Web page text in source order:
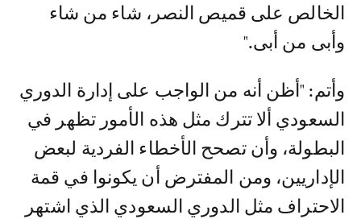
الخالص على قميص النصر، شاء من شاء
وأبى من أبى."
وأتم: "أظن أنه من الواجب على إدارة الدوري
السعودي ألا تترك مثل هذه الأمور تظهر في
البطولة، وأن تصحح الأخطاء الفردية لبعض
الإداريين، ومن المفترض أن يكونوا في قمة
الاحتراف مثل الدوري السعودي الذي اشتهر